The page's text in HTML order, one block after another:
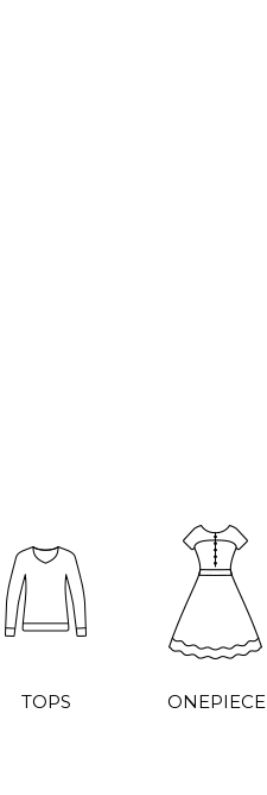
TOPS ONEPIECE